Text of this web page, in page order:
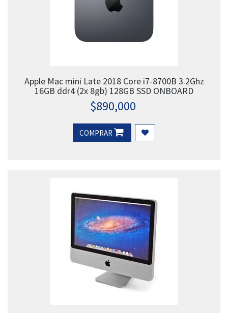
Apple Mac mini Late 2018 Core i7-8700B 3.2Ghz
16GB ddr4 (2x 8gb) 128GB SSD ONBOARD
$890,000
COMPRAR